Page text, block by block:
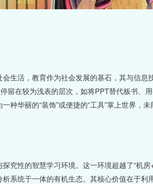
生活，教育作为社会发展的基石，其与信息
留在较为浅表的层次，如将PPT替代板书、
种华丽的“装饰”或便捷的“工具”掌上世界，
究性的智慧学习环境。这一环境超越了“机房
系统于一体的有机生态。其核心价值在于利